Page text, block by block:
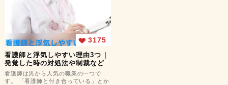
3175
看護師と浮気しやすい理由3つ｜
発覚した時の対処法や制裁など
看護師は男から人気の職業の一つで
す。 「看護師と付き合っている」とか